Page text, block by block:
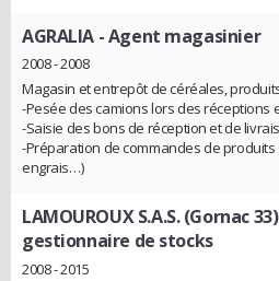
AGRALIA - Agent magasinier
2008 - 2008
Magasin et entrepôt de céréales,
-Pesée des camions lors des réceptions
-Saisie des bons de réception et de
-Préparation de commandes de produits
engrais…)
LAMOUROUX S.A.S. (Gornac 33)
gestionnaire de stocks
2008 - 2015